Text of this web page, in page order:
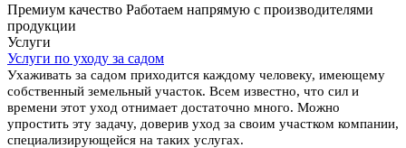
Премиум качество Работаем напрямую с производителями
продукции
Услуги
Услуги по уходу за садом
Ухаживать за садом приходится каждому человеку, имеющему
собственный земельный участок. Всем известно, что сил и
времени этот уход отнимает достаточно много. Можно
упростить эту задачу, доверив уход за своим участком компании,
специализирующейся на таких услугах.